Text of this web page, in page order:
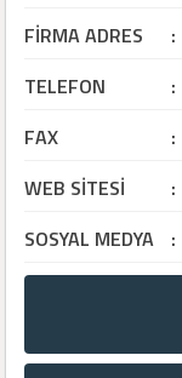
FİRMA ADRES :
TELEFON :
FAX :
WEB SİTESİ :
SOSYAL MEDYA :